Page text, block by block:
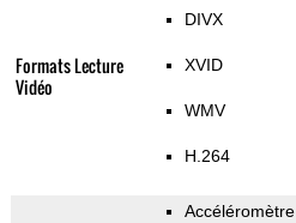
Formats Lecture
Vidéo
DIVX
XVID
WMV
H.264
Accéléromètre